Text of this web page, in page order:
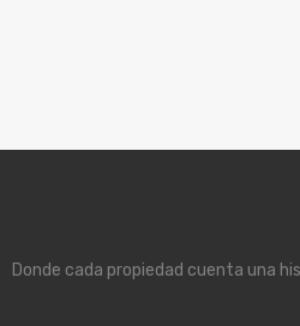
Donde cada propiedad cuenta una